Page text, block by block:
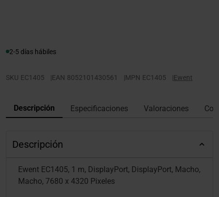
2-5 días hábiles
SKU EC1405 |EAN 8052101430561 |MPN EC1405 |Ewent
Descripción Especificaciones Valoraciones
Descripción
Ewent EC1405, 1 m, DisplayPort, DisplayPort, Macho,
Macho, 7680 x 4320 Pixeles